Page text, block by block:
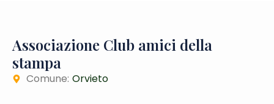
Associazione Club amici della
stampa
Comune: Orvieto